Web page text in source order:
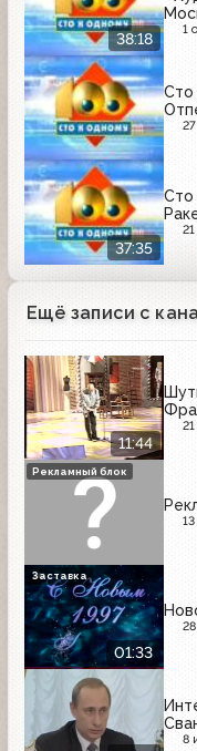
38:18
1
Сто
37:35
Сто
Ещё записи с
11:44
Рекламный блок
01:33
Заставка
8